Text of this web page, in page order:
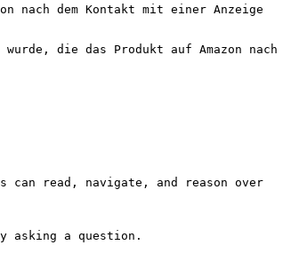
dem Kontakt mit einer Anzeige
die das Produkt auf Amazon nach
can read, navigate, and reason over
asking a question.